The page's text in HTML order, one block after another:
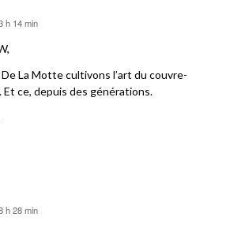
h 14 min
La Motte cultivons l’art du couvre-
Et ce, depuis des générations.
h 28 min